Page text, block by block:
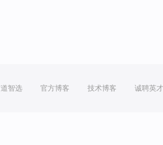
智选 官方博客 技术博客 诚聘英才